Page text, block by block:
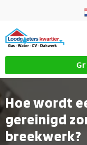
Hoe wordt
gereinigd
breekwerk?